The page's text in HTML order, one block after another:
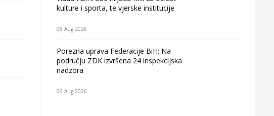
kulture i sporta, te vjerske institucije
06 Aug 2026
Porezna uprava Federacije BiH: Na
području ZDK izvršena 24 inspekcijska
nadzora
06 Aug 2026